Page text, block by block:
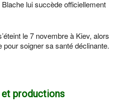
lui succède officiellement
le 7 novembre à Kiev, alors
pour soigner sa santé déclinante.
productions